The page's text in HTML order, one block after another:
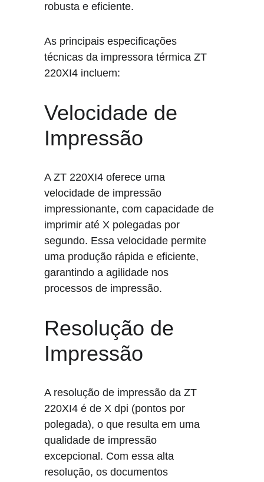
robusta e eficiente.
As principais especificações
técnicas da impressora térmica ZT
220XI4 incluem:
Velocidade de
Impressão
A ZT 220XI4 oferece uma
velocidade de impressão
impressionante, com capacidade de
imprimir até X polegadas por
segundo. Essa velocidade permite
uma produção rápida e eficiente,
garantindo a agilidade nos
processos de impressão.
Resolução de
Impressão
A resolução de impressão da ZT
220XI4 é de X dpi (pontos por
polegada), o que resulta em uma
qualidade de impressão
excepcional. Com essa alta
resolução, os documentos